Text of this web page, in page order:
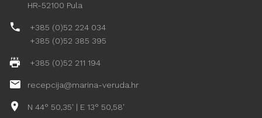
HR-52100 Pula
+385 (0)52 224 034
+385 (0)52 385 395
+385 (0)52 211 194
recepcija@marina-veruda.hr
N 44° 50,35' | E 13° 50,58'